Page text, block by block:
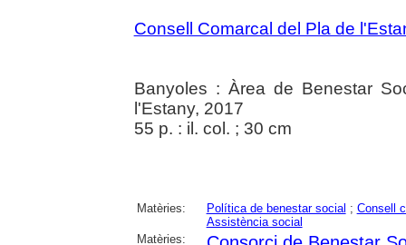
Consell Comarcal del Pla de
Banyoles : Àrea de Benestar
l'Estany, 2017
55 p. : il. col. ; 30 cm
Matèries: Política de benestar social ; Consell
Assistència social
Matèries: